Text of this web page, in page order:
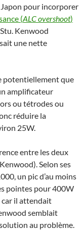
pour incorporer
(ALC overshoot)
Kenwood
une nette
potentiellement que
amplificateur
ou tétrodes ou
réduire la
25W.
entre les deux
Selon ses
un pic d’au moins
pointes pour 400W
car il attendait
semblait
au problème.